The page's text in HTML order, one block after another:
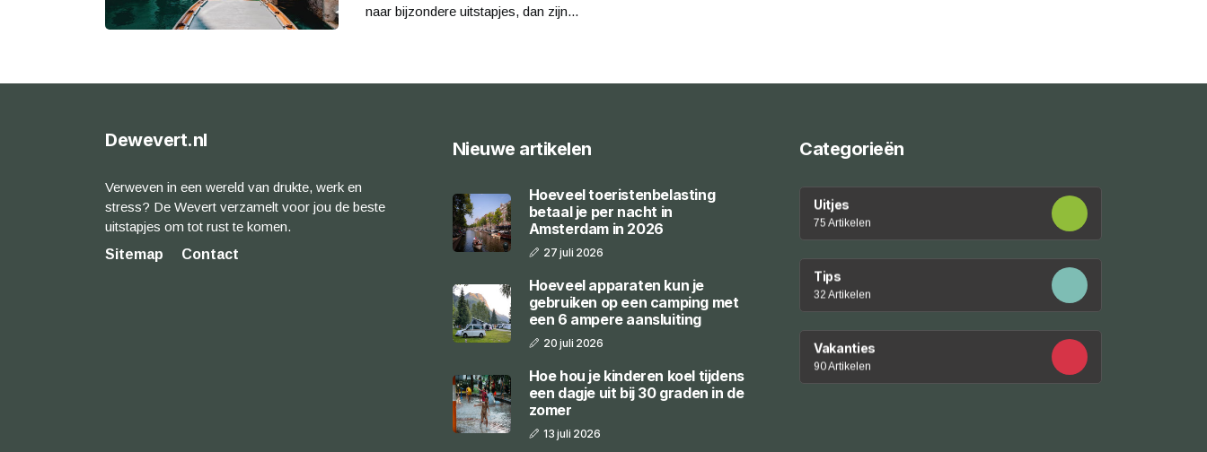
naar bijzondere uitstapjes, dan zijn...
Dewevert.nl
Verweven in een wereld van drukte, werk en
stress? De Wevert verzamelt voor jou de beste
uitstapjes om tot rust te komen.
Sitemap
Contact
Nieuwe artikelen
Hoeveel toeristenbelasting
betaal je per nacht in
Amsterdam in 2026
27 juli 2026
Hoeveel apparaten kun je
gebruiken op een camping met
een 6 ampere aansluiting
20 juli 2026
Hoe hou je kinderen koel tijdens
een dagje uit bij 30 graden in de
zomer
13 juli 2026
Categorieën
Uitjes
75 Artikelen
Tips
32 Artikelen
Vakanties
90 Artikelen